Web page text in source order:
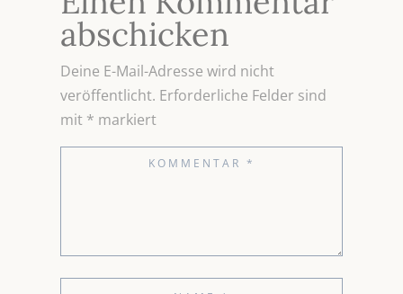
abschicken
Deine E-Mail-Adresse wird nicht
veröffentlicht. Erforderliche Felder sind
mit * markiert